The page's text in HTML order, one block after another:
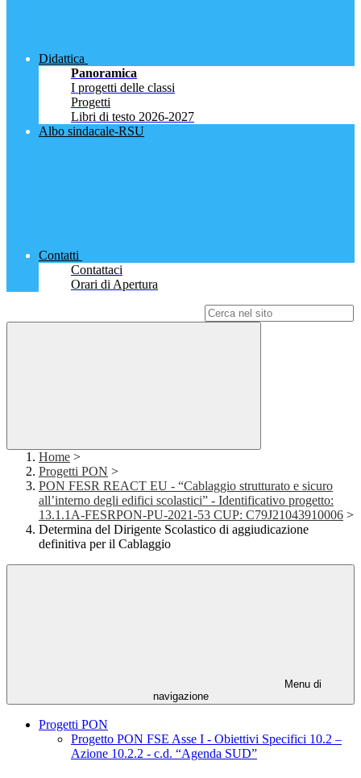
Didattica
Panoramica
I progetti delle classi
Progetti
Libri di testo 2026-2027
Albo sindacale-RSU
Contatti
Contattaci
Orari di Apertura
Home >
Progetti PON >
PON FESR REACT EU - “Cablaggio strutturato e sicuro
all’interno degli edifici scolastici” - Identificativo progetto:
13.1.1A-FESRPON-PU-2021-53 CUP: C79J21043910006 >
Determina del Dirigente Scolastico di aggiudicazione
definitiva per il Cablaggio
Menu di
navigazione
Progetti PON
Progetto PON FSE Asse I - Obiettivi Specifici 10.2 –
Azione 10.2.2 - c.d. “Agenda SUD”